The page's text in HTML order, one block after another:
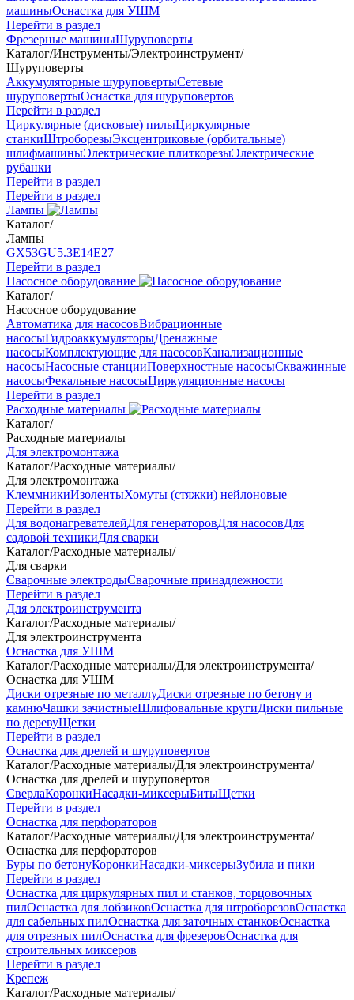
машиныОснастка для УШМ
Перейти в раздел
Фрезерные машиныШуруповерты
Каталог/Инструменты/Электроинструмент/
Шуруповерты
Аккумуляторные шуруповертыСетевые
шуруповертыОснастка для шуруповертов
Перейти в раздел
Циркулярные (дисковые) пилыЦиркулярные
станкиШтроборезыЭксцентриковые (орбитальные)
шлифмашиныЭлектрические плиткорезыЭлектрические
рубанки
Перейти в раздел
Перейти в раздел
Лампы
Каталог/
Лампы
GX53GU5.3Е14Е27
Перейти в раздел
Насосное оборудование
Каталог/
Насосное оборудование
Автоматика для насосовВибрационные
насосыГидроаккумуляторыДренажные
насосыКомплектующие для насосовКанализационные
насосыНасосные станцииПоверхностные насосыСкважинные
насосыФекальные насосыЦиркуляционные насосы
Перейти в раздел
Расходные материалы
Каталог/
Расходные материалы
Для электромонтажа
Каталог/Расходные материалы/
Для электромонтажа
КлеммникиИзолентыХомуты (стяжки) нейлоновые
Перейти в раздел
Для водонагревателейДля генераторовДля насосовДля
садовой техникиДля сварки
Каталог/Расходные материалы/
Для сварки
Сварочные электродыСварочные принадлежности
Перейти в раздел
Для электроинструмента
Каталог/Расходные материалы/
Для электроинструмента
Оснастка для УШМ
Каталог/Расходные материалы/Для электроинструмента/
Оснастка для УШМ
Диски отрезные по металлуДиски отрезные по бетону и
камнюЧашки зачистныеШлифовальные кругиДиски пильные
по деревуЩетки
Перейти в раздел
Оснастка для дрелей и шуруповертов
Каталог/Расходные материалы/Для электроинструмента/
Оснастка для дрелей и шуруповертов
СверлаКоронкиНасадки-миксерыБитыЩетки
Перейти в раздел
Оснастка для перфораторов
Каталог/Расходные материалы/Для электроинструмента/
Оснастка для перфораторов
Буры по бетонуКоронкиНасадки-миксерыЗубила и пики
Перейти в раздел
Оснастка для циркулярных пил и станков, торцовочных
пилОснастка для лобзиковОснастка для штроборезовОснастка
для сабельных пилОснастка для заточных станковОснастка
для отрезных пилОснастка для фрезеровОснастка для
строительных миксеров
Перейти в раздел
Крепеж
Каталог/Расходные материалы/